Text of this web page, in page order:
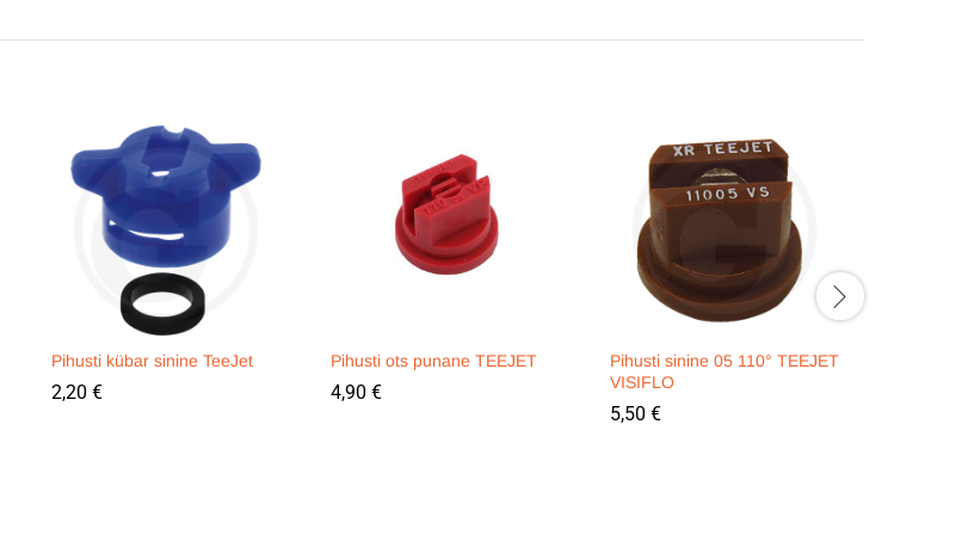
Pihusti kübar sinine TeeJet
2,20 €
Pihusti ots punane TEEJET
4,90 €
Pihusti sinine 05 110° TEEJET
VISIFLO
5,50 €